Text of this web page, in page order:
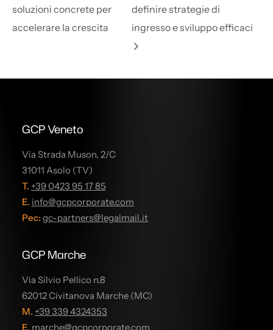
soluzioni concrete per
accelerare la crescita
definire strategie di
ingresso e sviluppo efficaci
GCP Veneto
Via Strada Muson, 2/C
31011 Asolo (TV)
T. +39 0423 95 17 85
E. info@gcpcorporate.com
Pec: gc-partners@legalmail.it
GCP Marche
Via Silvio Pellico n.8
62012 Civitanova Marche (MC)
M. +39 339 4324353
E. marche@gcpcorporate.com